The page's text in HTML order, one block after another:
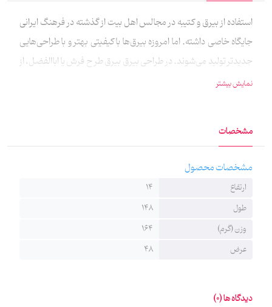
استفاده از بیرق و کتیبه در مجالس اهل بیت از گذشته در فرهنگ ایرانی
جایگاه خاصی داشته. اما امروزه بیرق‌ها با کیفیتی بهتر و با طراحی‌هایی
جدیدتر تولید می‌شوند. در طراحی بیرق بیرق طرح فرش یا اباالفضل، از
نقوش سنتی فرش ایرانی الهام گرفته شده است که زیبایی این بیرق را
کنید. این کار توسط آقای سید احمد باقریان طراحی شده و توسط جناب
هیئت (بیرق) می‌گوید بیرق‌ها در دو نوع پارچه کج‌راه یا مخمل تولید
می‌شوند. بیرق‌های پارچه کج‌راه سبک‌تر هستند و برای شستشو هم
حساسیت کمتری دارند. و به شیوه چاپ سیلک برروی پارچه طرح گرفته
و از ماندگاری بالایی برخوردارست.
نمایش بیشتر
مشخصات
مشخصات محصول
ارتفاع
14
طول
148
وزن (گرم)
164
عرض
48
دیدگاه ها (0)